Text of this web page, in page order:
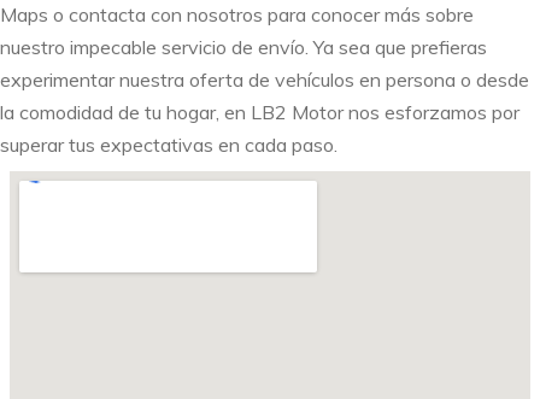
Maps o contacta con nosotros para conocer más sobre
nuestro impecable servicio de envío. Ya sea que prefieras
experimentar nuestra oferta de vehículos en persona o desde
la comodidad de tu hogar, en LB2 Motor nos esforzamos por
superar tus expectativas en cada paso.